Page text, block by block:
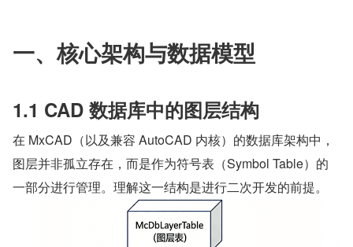
一、核心架构与数据模型
1.1 CAD 数据库中的图层结构
在 MxCAD（以及兼容 AutoCAD 内核）的数据库架构中，
图层并非孤立存在，而是作为符号表（Symbol Table）的
一部分进行管理。理解这一结构是进行二次开发的前提。